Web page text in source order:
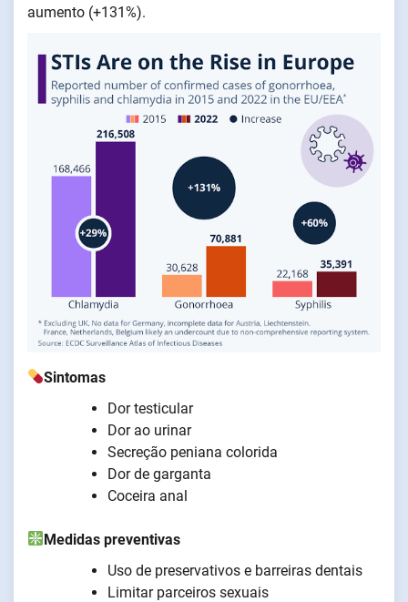
aumento (+131%).
Sintomas
Dor testicular
Dor ao urinar
Secreção peniana colorida
Dor de garganta
Coceira anal
Medidas preventivas
Uso de preservativos e barreiras dentais
Limitar parceiros sexuais